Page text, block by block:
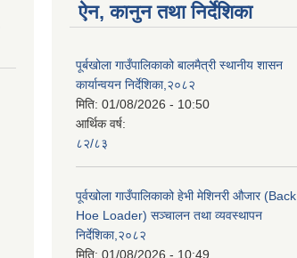
ऐन, कानुन तथा निर्देशिका
पूर्बखोला गाउँपालिकाको बालमैत्री स्थानीय शासन
कार्यान्वयन निर्देशिका,२०८२
मिति: 01/08/2026 - 10:50
आर्थिक वर्ष:
८२/८३
पूर्वखोला गाउँपालिकाको हेभी मेशिनरी औजार (Back
Hoe Loader) सञ्चालन तथा व्यवस्थापन
निर्देशिका,२०८२
मिति: 01/08/2026 - 10:49